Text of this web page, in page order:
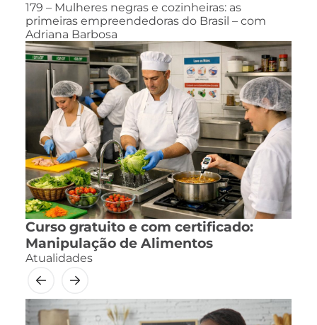
179 – Mulheres negras e cozinheiras: as
primeiras empreendedoras do Brasil – com
Adriana Barbosa
Curso gratuito e com certificado:
Manipulação de Alimentos
Atualidades